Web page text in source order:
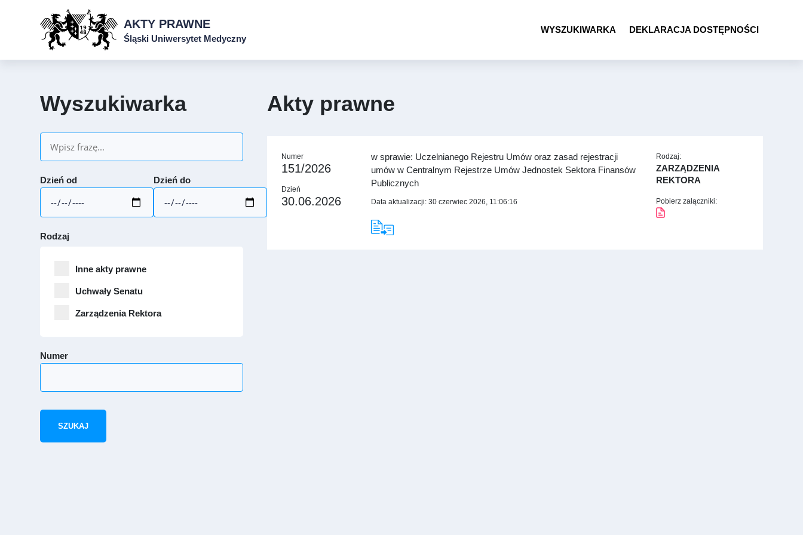
AKTY PRAWNE
Śląski Uniwersytet Medyczny
WYSZUKIWARKA DEKLARACJA DOSTĘPNOŚCI
Wyszukiwarka
Dzień od Dzień do
Rodzaj
Inne akty prawne
Uchwały Senatu
Zarządzenia Rektora
Numer
SZUKAJ
Akty prawne
Numer
151/2026
Dzień
30.06.2026
w sprawie: Uczelnianego Rejestru Umów oraz zasad rejestracji
umów w Centralnym Rejestrze Umów Jednostek Sektora Finansów
Publicznych
Data aktualizacji: 30 czerwiec 2026, 11:06:16
Rodzaj:
ZARZĄDZENIA
REKTORA
Pobierz załączniki: